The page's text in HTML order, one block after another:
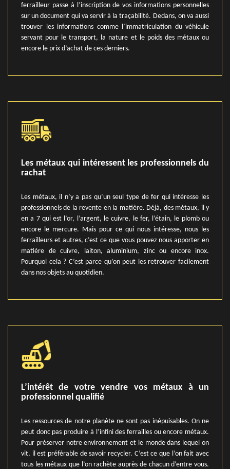
ferrailleur passe à l’inscription de vos informations personnelles
sur un document qui va servir à la traçabilité. Dedans, on va aussi
trouver les informations comme l’immatriculation du véhicule
servant pour le transport, la nature et le poids des métaux ou
encore le prix d’achat de ces derniers.
Les métaux qui intéressent les professionnels du
rachat
Les métaux, il n’y a pas qu’un seul type de fer qui intéresse les
professionnels de la revente en la matière. Déjà, des métaux, il y
en a 7 qui est l’or, l’argent, le cuivre, le fer, l’étain, le plomb ou
encore le mercure. Mais pour ce qui nous intéresse, nous les
ferrailleurs et autres, c’est ce que vous pouvez nous apporter en
matière de cuivre, laiton, aluminium, zinc ou encore inox.
Pourquoi cela ? C’est parce qu’on peut les retrouver facilement
dans nos objets au quotidien.
L’intérêt de votre vendre vos métaux à un
professionnel qualifié
Les ressources de notre planète ne sont pas inépuisables. On ne
peut donc pas produire à l’infini des ferrailles ou encore métaux.
Pour préserver notre environnement et le monde dans lequel on
vit, il est préférable de savoir recycler. C’est ce que l’on fait avec
tous les métaux que l’on rachète auprès de chacun d’entre vous.